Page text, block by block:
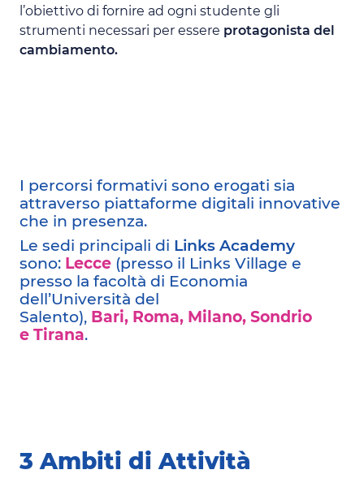
l’obiettivo di fornire ad ogni studente gli
strumenti necessari per essere protagonista del
cambiamento.
I percorsi formativi sono erogati sia
attraverso piattaforme digitali innovative
che in presenza.
Le sedi principali di Links Academy
sono: Lecce (presso il Links Village e
presso la facoltà di Economia
dell’Università del
Salento), Bari, Roma, Milano, Sondrio
e Tirana.
3 Ambiti di Attività